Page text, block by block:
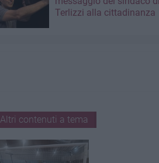
Terlizzi alla cittadinanza
Altri contenuti a tema